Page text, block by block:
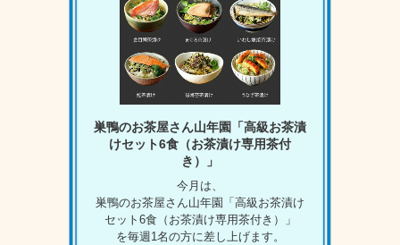
巣鴨のお茶屋さん山年園「高級お茶漬
けセット6食（お茶漬け専用茶付
き）」
今月は、
巣鴨のお茶屋さん山年園「高級お茶漬け
セット6食（お茶漬け専用茶付き）」
を毎週1名の方に差し上げます。